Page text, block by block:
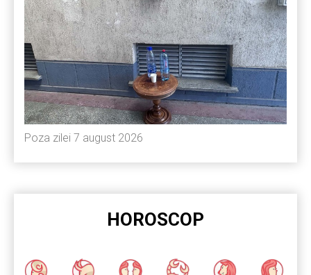
Poza zilei 7 august 2026
HOROSCOP